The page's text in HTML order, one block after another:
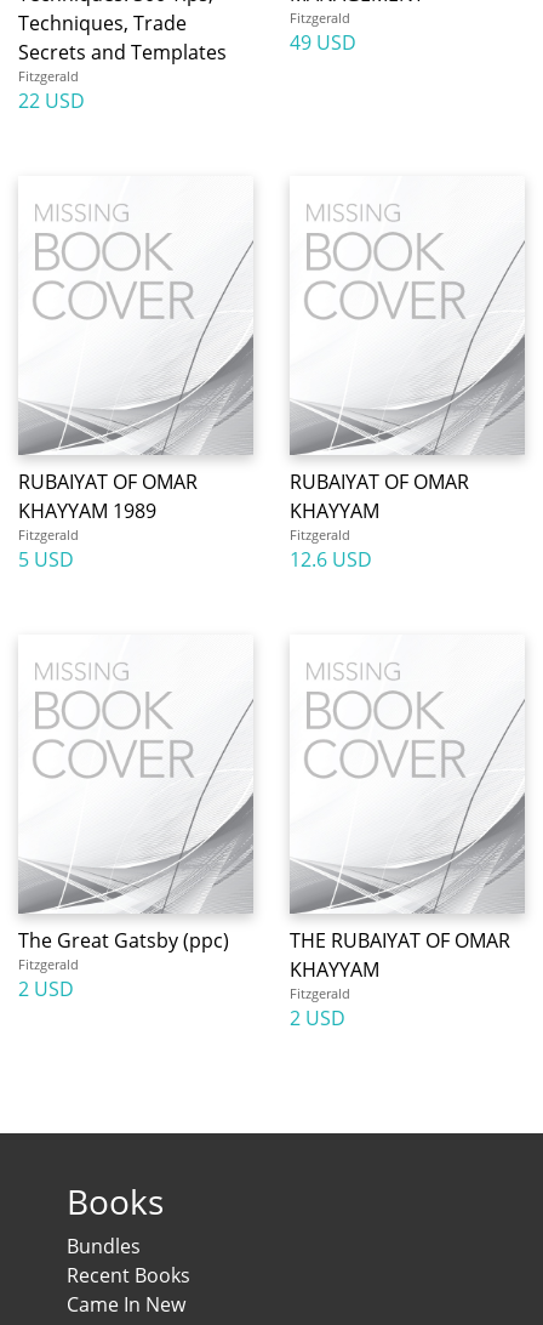
Techniques, Trade
Secrets and Templates
Fitzgerald
22 USD
Fitzgerald
49 USD
RUBAIYAT OF OMAR
KHAYYAM 1989
Fitzgerald
5 USD
RUBAIYAT OF OMAR
KHAYYAM
Fitzgerald
12.6 USD
The Great Gatsby (ppc)
Fitzgerald
2 USD
THE RUBAIYAT OF OMAR
KHAYYAM
Fitzgerald
2 USD
Books
Bundles
Recent Books
Came In New